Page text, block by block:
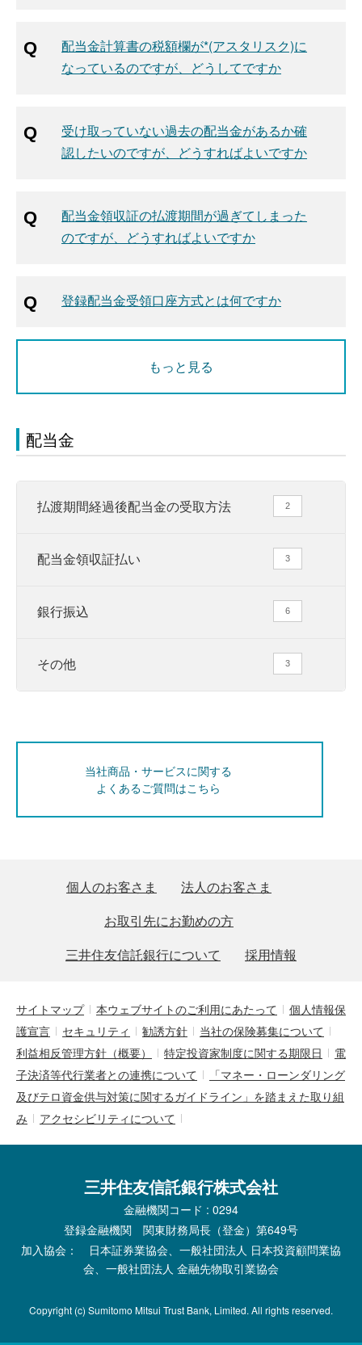
配当金計算書の税額欄が*(アスタリスク)に
なっているのですが、どうしてですか
受け取っていない過去の配当金があるか確
認したいのですが、どうすればよいですか
配当金領収証の払渡期間が過ぎてしまった
のですが、どうすればよいですか
登録配当金受領口座方式とは何ですか
もっと見る
配当金
払渡期間経過後配当金の受取方法 2
配当金領収証払い 3
銀行振込 6
その他 3
当社商品・サービスに関する
よくあるご質問はこちら
個人のお客さま
法人のお客さま
お取引先にお勤めの方
三井住友信託銀行について
採用情報
サイトマップ 本ウェブサイトのご利用にあたって
個人情報保
護宣言
セキュリティ 勧誘方針
当社の保険募集について
利益相反管理方針（概要）
特定投資家制度に関する期限日
電
子決済等代行業者との連携について
「マネー・ローンダリング
及びテロ資金供与対策に関するガイドライン」を踏まえた取り組
み
アクセシビリティについて
三井住友信託銀行株式会社
金融機関コード : 0294
登録金融機関 関東財務局長（登金）第649号
加入協会： 日本証券業協会、一般社団法人 日本投資顧問業協
会、一般社団法人 金融先物取引業協会
Copyright (c) Sumitomo Mitsui Trust Bank, Limited. All rights reserved.